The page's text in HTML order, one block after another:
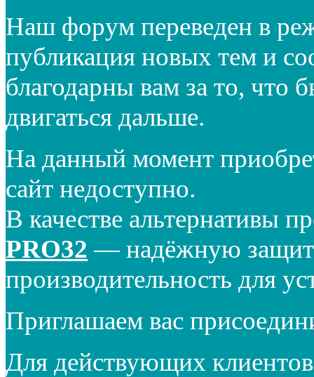
Наш форум переведен в
публикация новых тем и
благодарны вам за то, что
двигаться дальше.
На данный момент
сайт недоступно.
В качестве альтернативы
PRO32 — надёжную
производительность для
Приглашаем вас
Для действующих